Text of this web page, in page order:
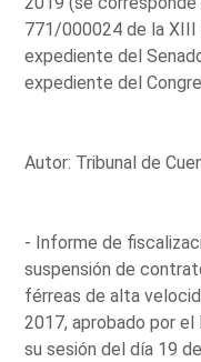
771/000024 de la XIII
expediente del
expediente del
Autor: Tribunal de
- Informe de
suspensión de
férreas de alta
2017, aprobado por el
su sesión del día 19 de